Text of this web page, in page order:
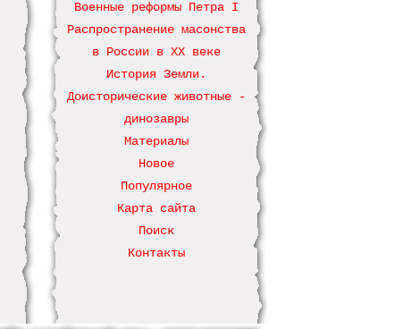
Военные реформы Петра І
Распространение масонства
в России в ХХ веке
История Земли.
Доисторические животные -
динозавры
Материалы
Новое
Популярное
Карта сайта
Поиск
Контакты